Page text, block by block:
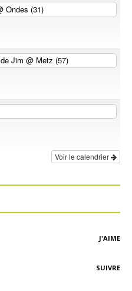
Ondes (31)
de Jim@ Metz (57)
Voir le calendrier
J'AIME
SUIVRE